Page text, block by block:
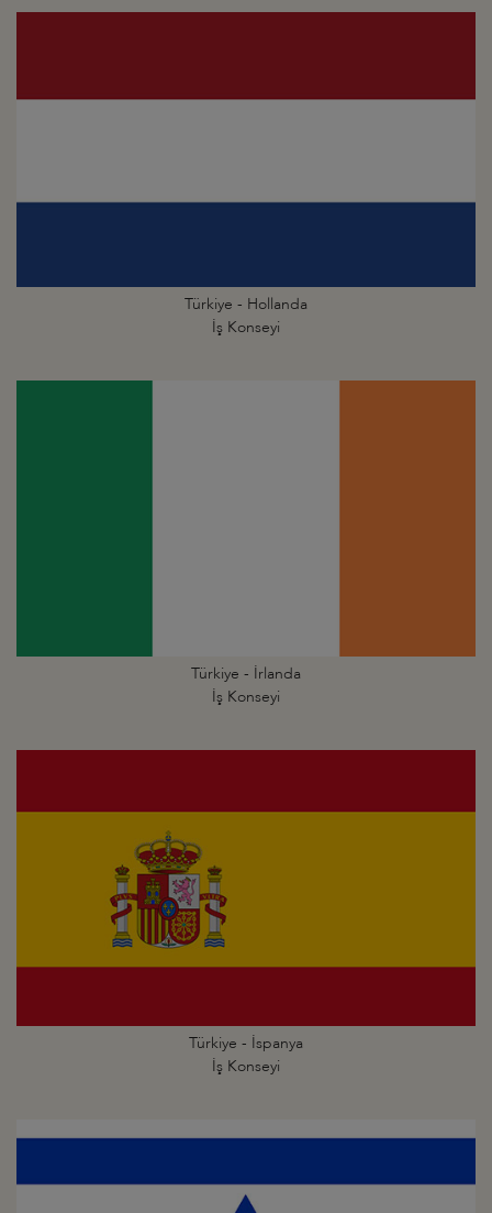
Türkiye - Hollanda
İş Konseyi
Türkiye - İrlanda
İş Konseyi
Türkiye - İspanya
İş Konseyi